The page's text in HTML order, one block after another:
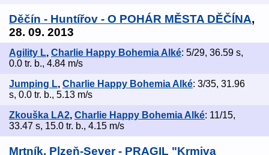
Děčín - Huntířov - O POHÁR MĚSTA DĚČÍNA,
28. 09. 2013
Agility L, Charlie Happy Bohemia Alké: 5/29, 36.59 s,
0.0 tr. b., 4.84 m/s
Jumping L, Charlie Happy Bohemia Alké: 3/35, 31.96
s, 0.0 tr. b., 5.13 m/s
Zkouška LA2, Charlie Happy Bohemia Alké: 11/15,
33.47 s, 15.0 tr. b., 4.15 m/s
Mrtník, Plzeň-Sever - PRAGIL "Krmiva